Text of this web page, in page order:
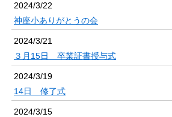
2024/3/22
神座小ありがとうの会
2024/3/21
３月15日 卒業証書授与式
2024/3/19
14日 修了式
2024/3/15